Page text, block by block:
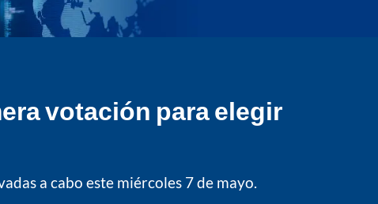
votación para elegir
a cabo este miércoles 7 de mayo.